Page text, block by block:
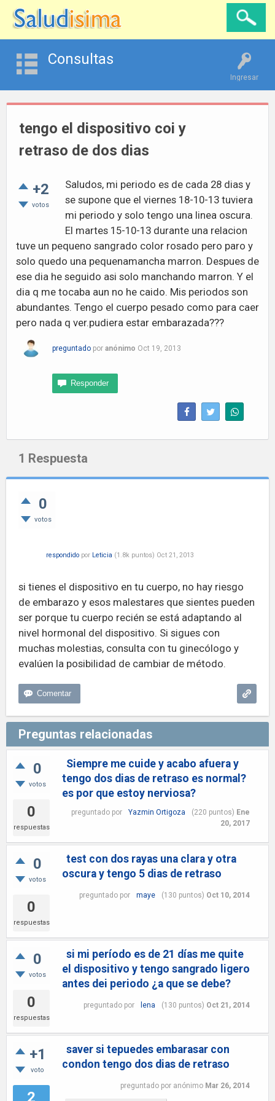
Ingresar
Consultas
tengo el dispositivo coi y
retraso de dos dias
+2
votos
Saludos, mi periodo es de cada 28 dias y
se supone que el viernes 18-10-13 tuviera
mi periodo y solo tengo una linea oscura.
El martes 15-10-13 durante una relacion
tuve un pequeno sangrado color rosado pero paro y
solo quedo una pequenamancha marron. Despues de
ese dia he seguido asi solo manchando marron. Y el
dia q me tocaba aun no he caido. Mis periodos son
abundantes. Tengo el cuerpo pesado como para caer
pero nada q ver.pudiera estar embarazada???
preguntado por anónimo Oct 19, 2013
1 Respuesta
0
votos
respondido por Leticia (1.8k puntos) Oct 21, 2013
si tienes el dispositivo en tu cuerpo, no hay riesgo
de embarazo y esos malestares que sientes pueden
ser porque tu cuerpo recién se está adaptando al
nivel hormonal del dispositivo. Si sigues con
muchas molestias, consulta con tu ginecólogo y
evalúen la posibilidad de cambiar de método.
Preguntas relacionadas
0
votos
0
respuestas
Siempre me cuide y acabo afuera y
tengo dos dias de retraso es normal?
es por que estoy nerviosa?
preguntado por Yazmin Ortigoza (220 puntos) Ene
20, 2017
0
votos
0
respuestas
test con dos rayas una clara y otra
oscura y tengo 5 dias de retraso
preguntado por maye (130 puntos) Oct 10, 2014
0
votos
0
respuestas
si mi período es de 21 días me quite
el dispositivo y tengo sangrado ligero
antes dei periodo ¿a que se debe?
preguntado por lena (130 puntos) Oct 21, 2014
+1
voto
2
saver si tepuedes embarasar con
condon tengo dos dias de retraso
preguntado por anónimo Mar 26, 2014